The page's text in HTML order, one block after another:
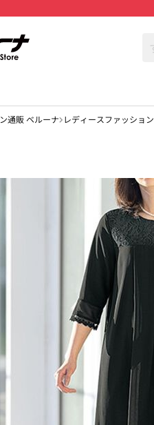
通販 ベルーナ レディースファッション